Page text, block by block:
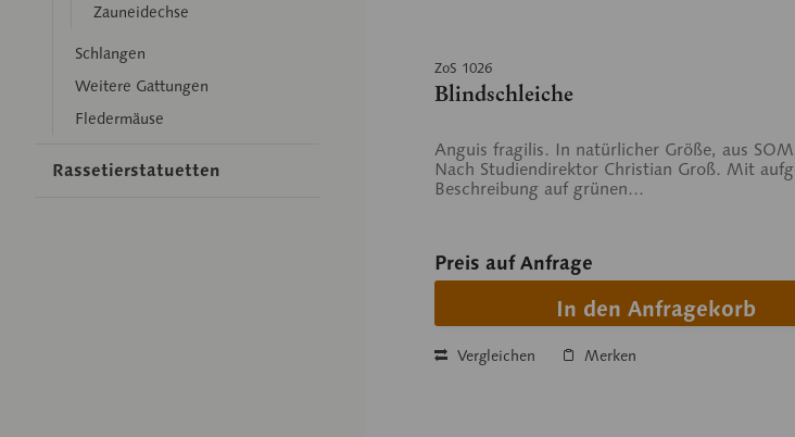
Zauneidechse
Schlangen
Weitere Gattungen
Fledermäuse
Rassetierstatuetten
ZoS 1026
Blindschleiche
Anguis fragilis. In natürlicher Größe, aus
Nach Studiendirektor Christian Groß. Mit
Beschreibung auf grünen...
Preis auf Anfrage
In den Anfragekorb
Vergleichen Merken